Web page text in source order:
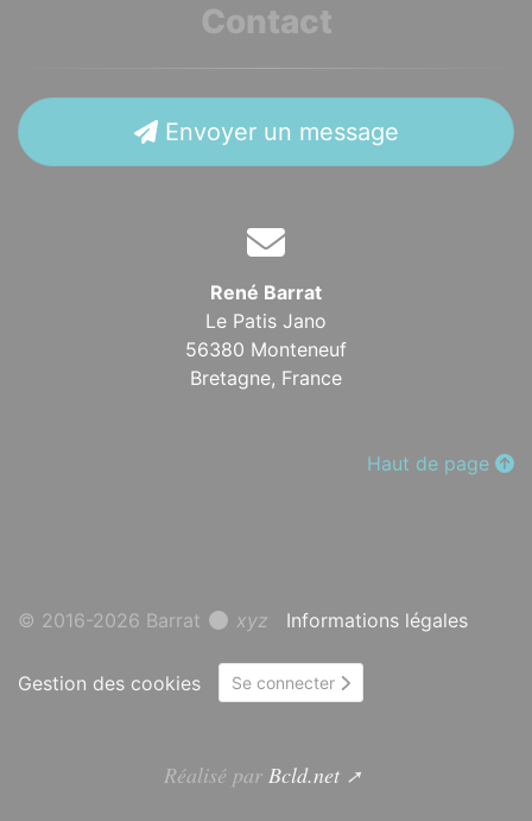
Contact
Envoyer un message
René Barrat
Le Patis Jano
56380 Monteneuf
Bretagne, France
Haut de page
© 2016-2026 Barrat xyz Informations légales
Gestion des cookies Se connecter
Réalisé par Bcld.net